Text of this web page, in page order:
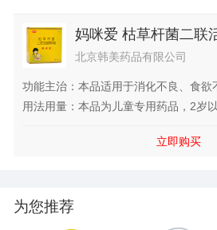
妈咪爱 枯草杆菌二联
北京韩美药品有限公司
功能主治：本品适用于消化不良、食欲
群紊乱引起的腹泻、便秘、腹胀、肠道
用法用量：本品为儿童专用药品，2岁
立即购买
为您推荐